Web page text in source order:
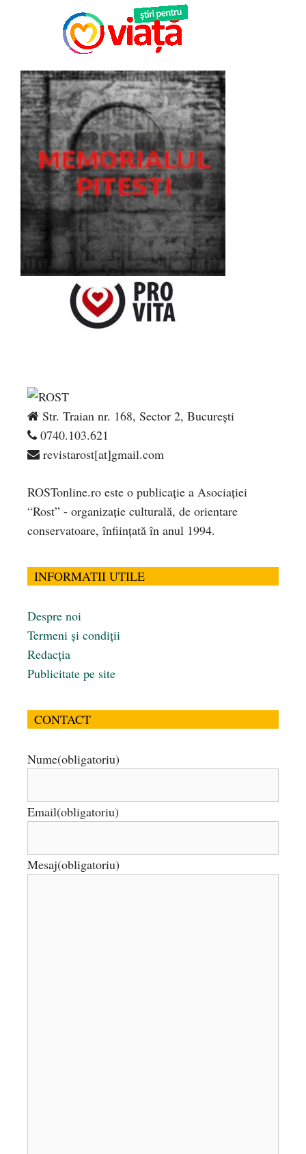
Str. Traian nr. 168, Sector 2, București
0740.103.621
revistarost[at]gmail.com
ROSTonline.ro este o publicaţie a Asociaţiei
“Rost” - organizaţie culturală, de orientare
conservatoare, înfiinţată în anul 1994.
INFORMATII UTILE
Despre noi
Termeni și condiții
Redacția
Publicitate pe site
CONTACT
Nume(obligatoriu)
Email(obligatoriu)
Mesaj(obligatoriu)